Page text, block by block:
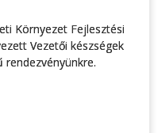
Környezet Fejlesztési
Vezetői készségek
rendezvényünkre.